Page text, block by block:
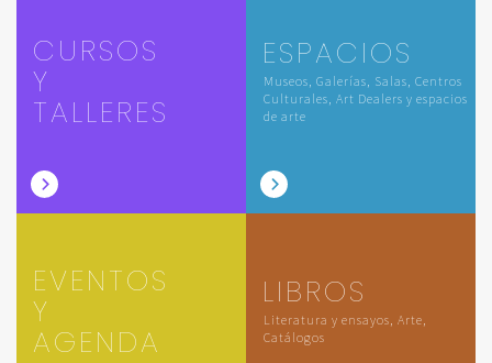
CURSOS
Y
TALLERES
ESPACIOS
Museos, Galerías, Salas, Centros
Culturales, Art Dealers y espacios
de arte
EVENTOS
Y
AGENDA
LIBROS
Literatura y ensayos, Arte,
Catálogos